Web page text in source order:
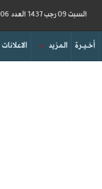
السبت 09 رجب 1437 العدد 15906
الاعلانات المزيد أخـيـرة